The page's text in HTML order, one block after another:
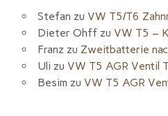
Stefan zu VW T5/T6
Dieter Ohff zu VW T5 –
Franz zu Zweitbatterie
Uli zu VW T5 AGR Ventil
Besim zu VW T5 AGR